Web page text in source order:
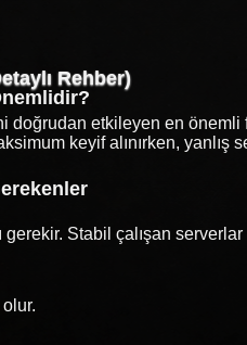
Rehber)
doğrudan etkileyen en önemli
keyif alınırken, yanlış
Stabil çalışan